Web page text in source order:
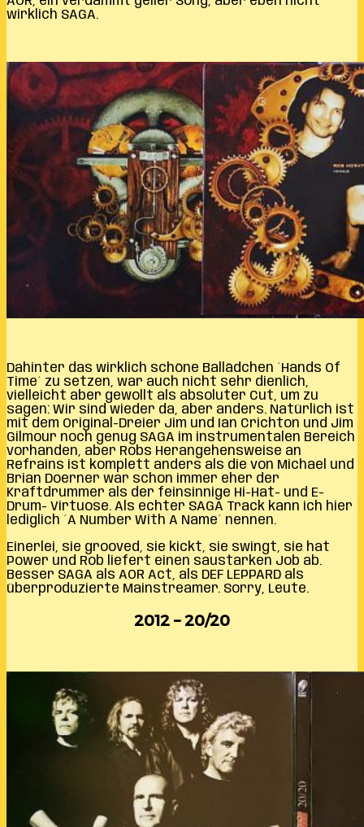
wirklich SAGA.
Dahinter das wirklich schöne Ballädchen ´Hands Of
Time´ zu setzen, war auch nicht sehr dienlich,
vielleicht aber gewollt als absoluter Cut, um zu
sagen: Wir sind wieder da, aber anders. Natürlich ist
mit dem Original-Dreier Jim und Ian Crichton und Jim
Gilmour noch genug SAGA im instrumentalen Bereich
vorhanden, aber Robs Herangehensweise an
Refrains ist komplett anders als die von Michael und
Brian Doerner war schon immer eher der
Kraftdrummer als der feinsinnige Hi-Hat- und E-
Drum- Virtuose. Als echter SAGA Track kann ich hier
lediglich ´A Number With A Name´ nennen.
Einerlei, sie grooved, sie kickt, sie swingt, sie hat
Power und Rob liefert einen saustarken Job ab.
Besser SAGA als AOR Act, als DEF LEPPARD als
überproduzierte Mainstreamer. Sorry, Leute.
2012 – 20/20